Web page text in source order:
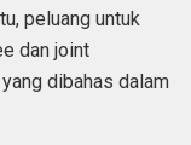
peluang untuk
dan joint
dibahas dalam